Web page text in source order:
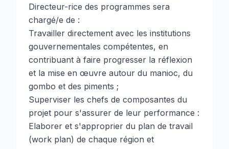
Directeur-rice des programmes sera
chargé/e de :
Travailler directement avec les institutions
gouvernementales compétentes, en
contribuant à faire progresser la réflexion
et la mise en œuvre autour du manioc, du
gombo et des piments ;
Superviser les chefs de composantes du
projet pour s'assurer de leur performance :
Elaborer et s'approprier du plan de travail
(work plan) de chaque région et